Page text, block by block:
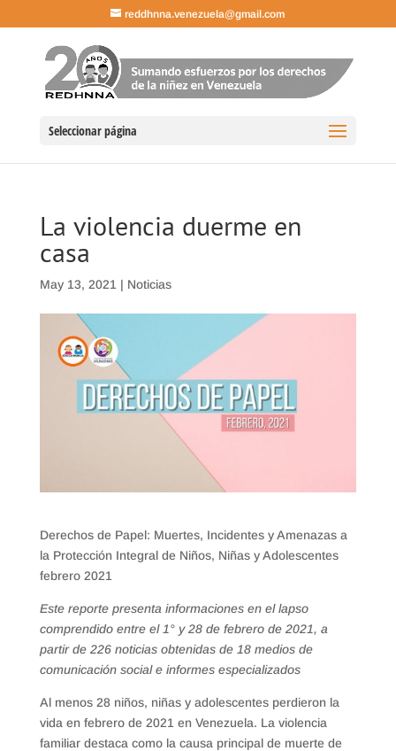
reddhnna.venezuela@gmail.com
Seleccionar página
La violencia duerme en
casa
May 13, 2021 | Noticias
Derechos de Papel: Muertes, Incidentes y Amenazas a
la Protección Integral de Niños, Niñas y Adolescentes
febrero 2021
Este reporte presenta informaciones en el lapso
comprendido entre el 1° y 28 de febrero de 2021, a
partir de 226 noticias obtenidas de 18 medios de
comunicación social e informes especializados
Al menos 28 niños, niñas y adolescentes perdieron la
vida en febrero de 2021 en Venezuela. La violencia
familiar destaca como la causa principal de muerte de